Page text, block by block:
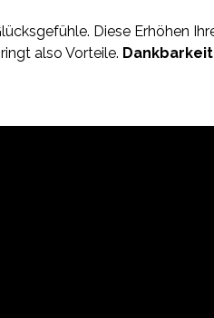
Diese Erhöhen
also Vorteile.